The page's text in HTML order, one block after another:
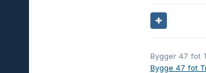
Bygger 47 fot
Bygge 47 fot